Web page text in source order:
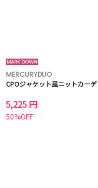
MERCURYDUO
CPOジャケット風ニットカーデ
5,225 円
50%OFF